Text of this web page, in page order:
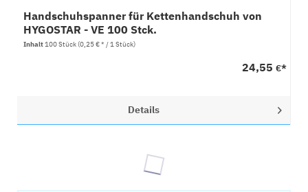
Handschuhspanner für Kettenhandschuh von
HYGOSTAR - VE 100 Stck.
Inhalt100 Stück(0,25 € * / 1 Stück)
24,55 €*
Details